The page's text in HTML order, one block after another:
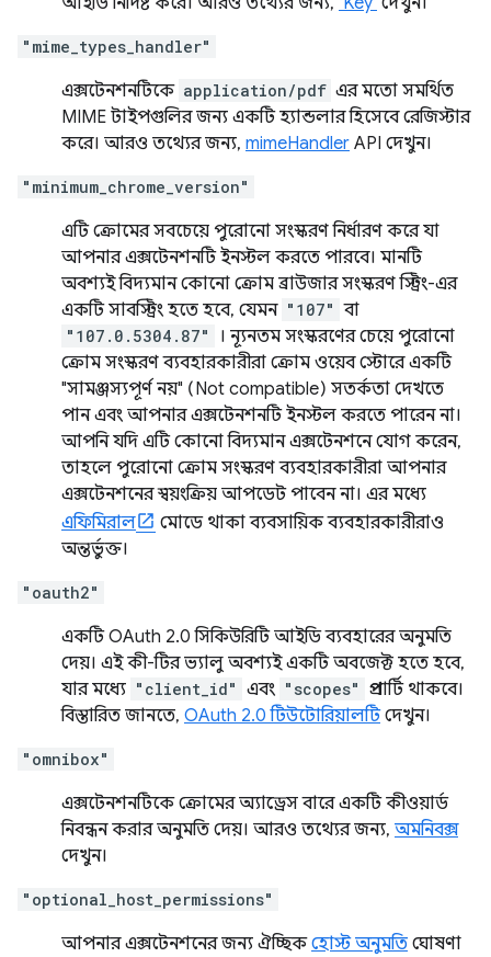
"mime_types_handler"
এক্সটেনশনটিকে application/pdf এর মতো সমর্থিত
MIME টাইপগুলির জন্য একটি হ্যান্ডলার হিসেবে রেজিস্টার
করে। আরও তথ্যের জন্য, mimeHandler API দেখুন।
"minimum_chrome_version"
এটি ক্রোমের সবচেয়ে পুরোনো সংস্করণ নির্ধারণ করে যা
আপনার এক্সটেনশনটি ইনস্টল করতে পারবে। মানটি
অবশ্যই বিদ্যমান কোনো ক্রোম ব্রাউজার সংস্করণ স্ট্রিং-এর
একটি সাবস্ট্রিং হতে হবে, যেমন "107" বা
"107.0.5304.87"
। ন্যূনতম সংস্করণের চেয়ে পুরোনো
ক্রোম সংস্করণ ব্যবহারকারীরা ক্রোম ওয়েব স্টোরে একটি
"সামঞ্জস্যপূর্ণ নয়" (Not compatible) সতর্কতা দেখতে
পান এবং আপনার এক্সটেনশনটি ইনস্টল করতে পারেন না।
আপনি যদি এটি কোনো বিদ্যমান এক্সটেনশনে যোগ করেন,
তাহলে পুরোনো ক্রোম সংস্করণ ব্যবহারকারীরা আপনার
এক্সটেনশনের স্বয়ংক্রিয় আপডেট পাবেন না। এর মধ্যে
এফিমিরাল
মোডে থাকা ব্যবসায়িক ব্যবহারকারীরাও
অন্তর্ভুক্ত।
"oauth2"
একটি OAuth 2.0 সিকিউরিটি আইডি ব্যবহারের অনুমতি
দেয়। এই কী-টির ভ্যালু অবশ্যই একটি অবজেক্ট হতে হবে,
যার মধ্যে "client_id" এবং "scopes" প্রপার্টি থাকবে।
বিস্তারিত জানতে, OAuth 2.0 টিউটোরিয়ালটিদেখুন।
"omnibox"
এক্সটেনশনটিকে ক্রোমের অ্যাড্রেস বারে একটি কীওয়ার্ড
নিবন্ধন করার অনুমতি দেয়। আরও তথ্যের জন্য, অমনিবক্স
দেখুন।
"optional_host_permissions"
আপনার এক্সটেনশনের জন্য ঐচ্ছিকহোস্ট অনুমতি ঘোষণা